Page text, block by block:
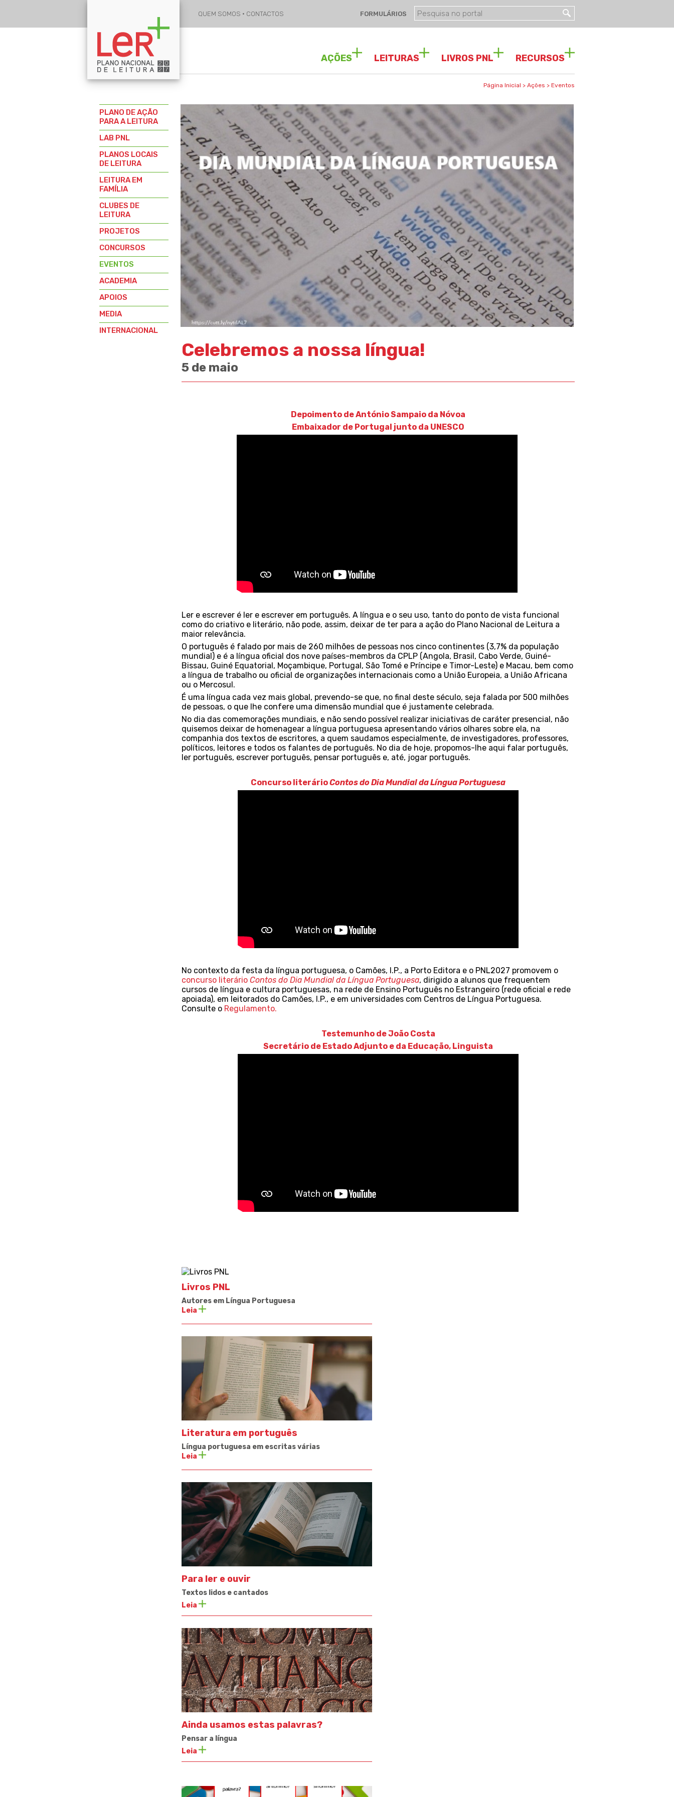
QUEM SOMOS · CONTACTOS FORMULÁRIOS
RECURSOS
LIVROS PNL
LEITURAS
AÇÕES
Página Inicial > Ações > Eventos
PLANO DE AÇÃO
PARA A LEITURA
LAB PNL
PLANOS LOCAIS
DE LEITURA
LEITURA EM
FAMÍLIA
CLUBES DE
LEITURA
PROJETOS
CONCURSOS
EVENTOS
ACADEMIA
APOIOS
MEDIA
INTERNACIONAL
Celebremos a nossa língua!
5 de maio
Depoimento de António Sampaio da Nóvoa
Embaixador de Portugal junto da UNESCO
Ler e escrever é ler e escrever em português. A língua e o seu uso, tanto do ponto de vista funcional
como do criativo e literário, não pode, assim, deixar de ter para a ação do Plano Nacional de Leitura a
maior relevância.
O português é falado por mais de 260 milhões de pessoas nos cinco continentes (3,7% da população
mundial) e é a língua oficial dos nove países-membros da CPLP (Angola, Brasil, Cabo Verde, Guiné-
Bissau, Guiné Equatorial, Moçambique, Portugal, São Tomé e Príncipe e Timor-Leste) e Macau, bem como
a língua de trabalho ou oficial de organizações internacionais como a União Europeia, a União Africana
ou o Mercosul.
É uma língua cada vez mais global, prevendo-se que, no final deste século, seja falada por 500 milhões
de pessoas, o que lhe confere uma dimensão mundial que é justamente celebrada.
No dia das comemorações mundiais, e não sendo possível realizar iniciativas de caráter presencial, não
quisemos deixar de homenagear a língua portuguesa apresentando vários olhares sobre ela, na
companhia dos textos de escritores, a quem saudamos especialmente, de investigadores, professores,
políticos, leitores e todos os falantes de português. No dia de hoje, propomos-lhe aqui falar português,
ler português, escrever português, pensar português e, até, jogar português.
Concurso literárioContos do Dia Mundial da Língua Portuguesa
No contexto da festa da língua portuguesa, o Camões, I.P., a Porto Editora e o PNL2027 promovem o
concurso literário Contos do Dia Mundial da Língua Portuguesa, dirigido a alunos que frequentem
cursos de língua e cultura portuguesas, na rede de Ensino Português no Estrangeiro (rede oficial e rede
apoiada), em leitorados do Camões, I.P., e em universidades com Centros de Língua Portuguesa.
Consulte o Regulamento.
Testemunho de João Costa
Secretário de Estado Adjunto e da Educação, Linguista
Livros PNL
Autores em Língua Portuguesa
Leia
Literatura em português
Língua portuguesa em escritas várias
Leia
Para ler e ouvir
Textos lidos e cantados
Leia
Ainda usamos estas palavras?
Pensar a língua
Leia